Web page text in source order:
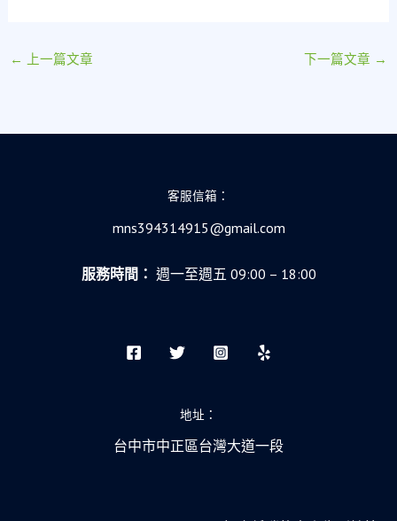
← 上一篇文章 下一篇文章 →
客服信箱：
mns394314915@gmail.com
服務時間： 週一至週五 09:00 – 18:00
地址：
台中市中正區台灣大道一段